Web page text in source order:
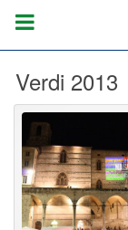
Verdi 2013